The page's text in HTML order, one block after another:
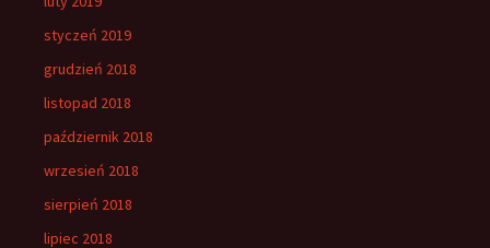
styczeń 2019
grudzień 2018
listopad 2018
październik 2018
wrzesień 2018
sierpień 2018
lipiec 2018